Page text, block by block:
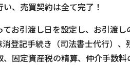
、売買契約は全て完了！
お引渡し日を設定し、お引渡
登記手続き（司法書士代行）
固定資産税の精算、仲介手数